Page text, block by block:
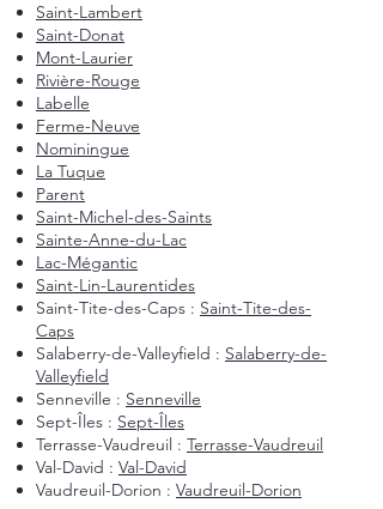
Saint-Lambert
Saint-Donat
Mont-Laurier
Rivière-Rouge
Labelle
Ferme-Neuve
Nominingue
La Tuque
Parent
Saint-Michel-des-Saints
Sainte-Anne-du-Lac
Lac-Mégantic
Saint-Lin-Laurentides
Saint-Tite-des-Caps : Saint-Tite-des-
Caps
Salaberry-de-Valleyfield : Salaberry-de-
Valleyfield
Senneville : Senneville
Sept-Îles : Sept-Îles
Terrasse-Vaudreuil : Terrasse-Vaudreuil
Val-David : Val-David
Vaudreuil-Dorion : Vaudreuil-Dorion